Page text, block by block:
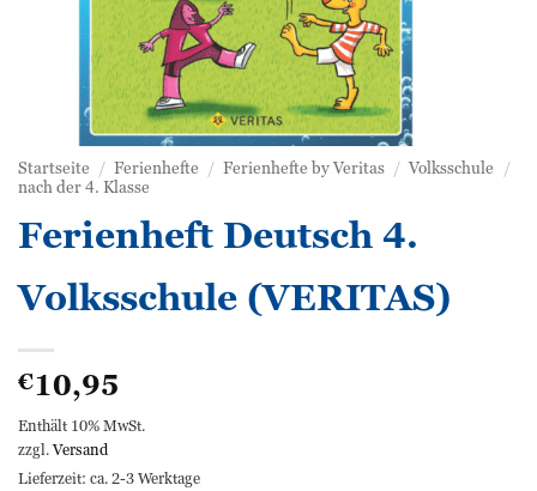
Startseite / Ferienhefte / Ferienhefte by Veritas / Volksschule /
nach der 4. Klasse
Ferienheft Deutsch 4.
Volksschule (VERITAS)
€10,95
Enthält 10% MwSt.
zzgl.Versand
Lieferzeit: ca. 2-3 Werktage